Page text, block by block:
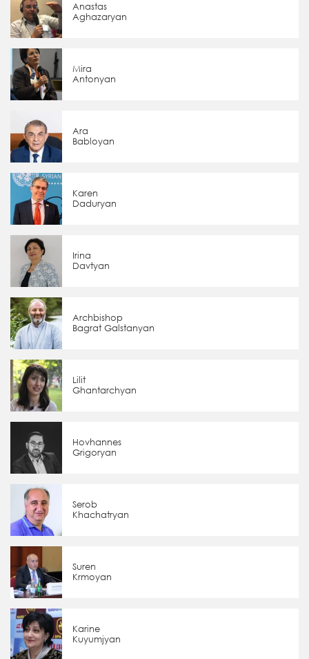
Anastas
Aghazaryan
Mira
Antonyan
Ara
Babloyan
Karen
Daduryan
Irina
Davtyan
Archbishop
Bagrat Galstanyan
Lilit
Ghantarchyan
Hovhannes
Grigoryan
Serob
Khachatryan
Suren
Krmoyan
Karine
Kuyumjyan